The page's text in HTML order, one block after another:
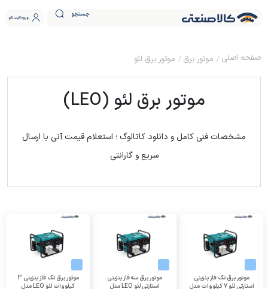
جستجو ورود ثبت نام
موتور برق موتور برق لئو
موتور برق لئو (LEO)
مشخصات فنی کامل و دانلود کاتالوگ ؛ استعلام قیمت آنی با ارسال
سریع و گارانتی
موتور برق تک فاز بنزینی
استارتی لئو 7 کیلووات مدل
موتور برق سه فاز بنزینی
استارتی لئو LEO مدل
موتور برق تک فاز بنزینی 3
کیلووات لئو LEO مدل